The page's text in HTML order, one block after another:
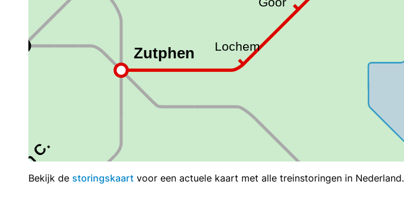
Bekijk de storingskaart voor een actuele kaart met alle treinstoringen in Nederland.